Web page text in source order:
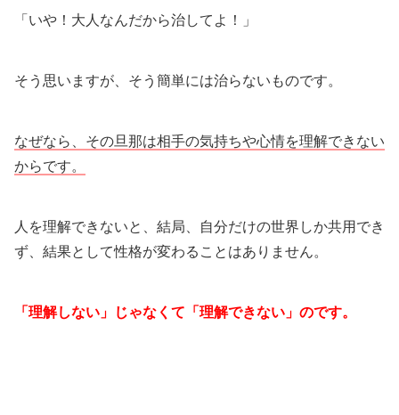
「いや！大人なんだから治してよ！」
そう思いますが、そう簡単には治らないものです。
なぜなら、その旦那は相手の気持ちや心情を理解できない
からです。
人を理解できないと、結局、自分だけの世界しか共用でき
ず、結果として性格が変わることはありません。
「理解しない」じゃなくて「理解できない」のです。